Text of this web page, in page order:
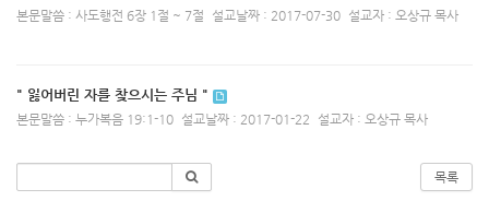
본문말씀 : 사도행전 6장 1절 ~ 7절 설교날짜 : 2017-07-30 설교자 : 오상규 목사
" 잃어버린 자를 찾으시는 주님 "
본문말씀 : 누가복음 19:1-10 설교날짜 : 2017-01-22 설교자 : 오상규 목사
목록